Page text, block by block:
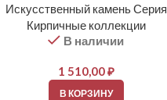
Искусственный камень Серия
Кирпичные коллекции
В наличии
1 510,00₽
В КОРЗИНУ